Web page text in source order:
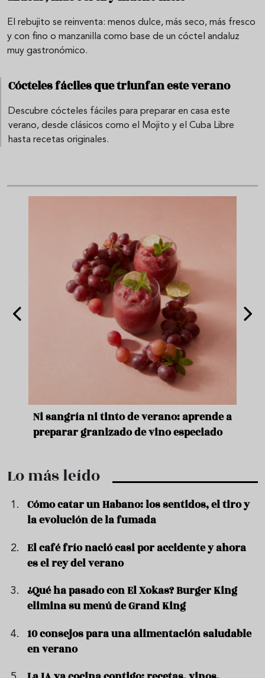
El rebujito se reinventa: menos dulce, más seco, más fresco
y con fino o manzanilla como base de un cóctel andaluz
muy gastronómico.
Cócteles fáciles que triunfan este verano
Descubre cócteles fáciles para preparar en casa este
verano, desde clásicos como el Mojito y el Cuba Libre
hasta recetas originales.
Ni sangría ni tinto de verano: aprende a
preparar granizado de vino especiado
Lo más leído
Cómo catar un Habano: los sentidos, el tiro y
la evolución de la fumada
El café frío nació casi por accidente y ahora
es el rey del verano
¿Qué ha pasado con El Xokas? Burger King
elimina su menú de Grand King
10 consejos para una alimentación saludable
en verano